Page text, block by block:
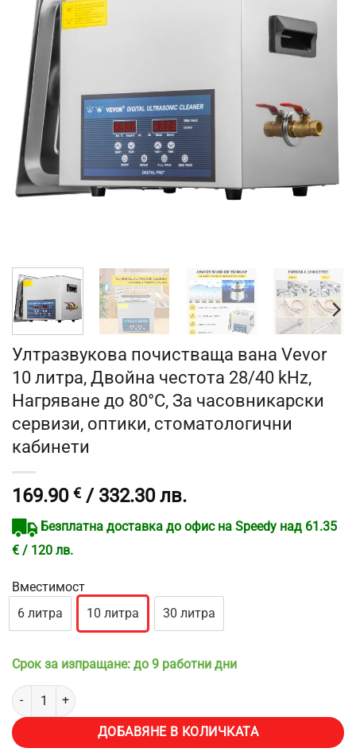
Ултразвукова почистваща вана Vevor
10 литра, Двойна честота 28/40 kHz,
Нагряване до 80°C, За часовникарски
сервизи, оптики, стоматологични
кабинети
169.90 € / 332.30 лв.
Безплатна доставка до офис на Speedy над 61.35
€ / 120 лв.
Вместимост
6 литра
10 литра 30 литра
Срок за изпращане: до 9 работни дни
количество за Ултразвукова почистваща вана Vevor 10 литра,
ДОБАВЯНЕ В КОЛИЧКАТА